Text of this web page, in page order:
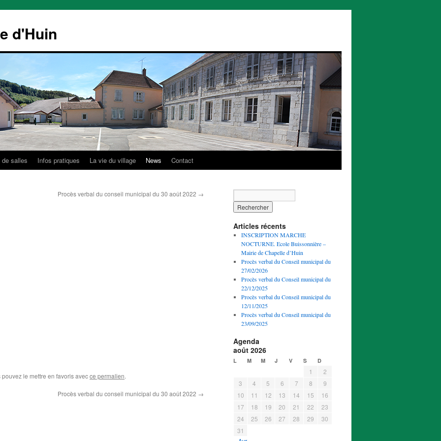
d'Huin
de salles Infos pratiques La vie du village News Contact
Procès verbal du conseil municipal du 30 août 2022 →
pouvez le mettre en favoris avecce permalien.
Procès verbal du conseil municipal du 30 août 2022 →
Articles récents
INSCRIPTION MARCHE
NOCTURNE. Ecole Buissonnière –
Mairie de Chapelle d’Huin
Procès verbal du Conseil municipal du
27/02/2026
Procès verbal du Conseil municipal du
22/12/2025
Procès verbal du Conseil municipal du
12/11/2025
Procès verbal du Conseil municipal du
23/09/2025
Agenda
août 2026
L M M J V S D
1
2
3
4 5 6 7 8
9
10
11 12 13 14 15
16
17
18 19 20 21 22
23
24
25 26 27 28 29
30
31